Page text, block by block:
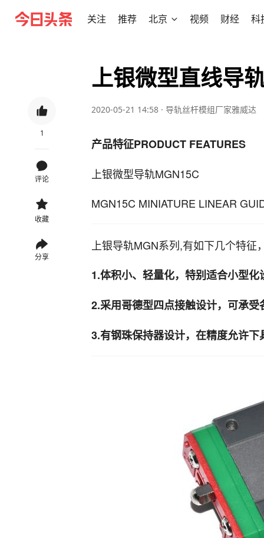
关注 推荐 北京 视频 财经 科
1
评论
收藏
分享
上银微型直线导
2020-05-21 14:58 · 导轨丝杆模组厂家雅威达
产品特征PRODUCT FEATURES
上银微型导轨MGN15C
MGN15C MINIATURE LINEAR
上银导轨MGN系列,有如下几个特征
1.体积小、轻量化，特别适合小型化
2.采用哥德型四点接触设计，可承
3.有钢珠保持器设计，在精度允许下